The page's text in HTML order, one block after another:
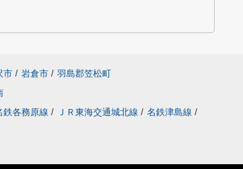
市 / 岩倉市 / 羽島郡笠松町
鉄各務原線 / ＪＲ東海交通城北線 / 名鉄津島線 /